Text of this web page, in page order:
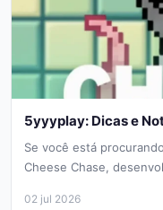
5yyyplay: Dicas e
Se você está
Cheese Chase,
02 jul 2026